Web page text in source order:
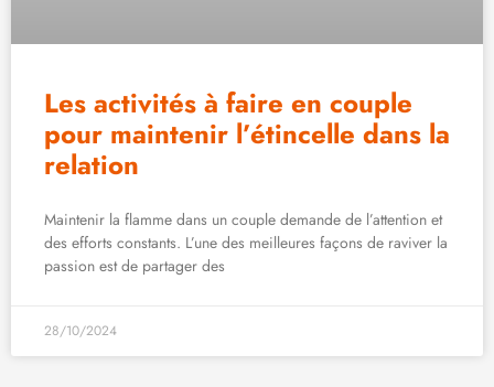
Les activités à faire en couple
pour maintenir l’étincelle dans la
relation
Maintenir la flamme dans un couple demande de l’attention et
des efforts constants. L’une des meilleures façons de raviver la
passion est de partager des
28/10/2024